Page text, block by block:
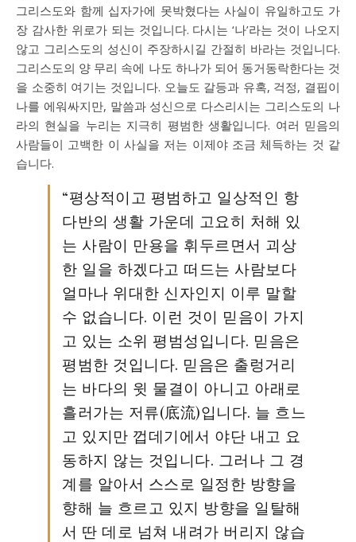
그리스도와 함께 십자가에 못박혔다는 사실이 유일하고도 가
장 감사한 위로가 되는 것입니다. 다시는 ‘나’라는 것이 나오지
않고 그리스도의 성신이 주장하시길 간절히 바라는 것입니다.
그리스도의 양 무리 속에 나도 하나가 되어 동거동락한다는 것
을 소중히 여기는 것입니다. 오늘도 갈등과 유혹, 걱정, 결핍이
나를 에워싸지만, 말씀과 성신으로 다스리시는 그리스도의 나
라의 현실을 누리는 지극히 평범한 생활입니다. 여러 믿음의
사람들이 고백한 이 사실을 저는 이제야 조금 체득하는 것 같
습니다.
“평상적이고 평범하고 일상적인 항
다반의 생활 가운데 고요히 처해 있
는 사람이 만용을 휘두르면서 괴상
한 일을 하겠다고 떠드는 사람보다
얼마나 위대한 신자인지 이루 말할
수 없습니다. 이런 것이 믿음이 가지
고 있는 소위 평범성입니다. 믿음은
평범한 것입니다. 믿음은 출렁거리
는 바다의 윗 물결이 아니고 아래로
흘러가는 저류(底流)입니다. 늘 흐느
고 있지만 껍데기에서 야단 내고 요
동하지 않는 것입니다. 그러나 그 경
계를 알아서 스스로 일정한 방향을
향해 늘 흐르고 있지 방향을 일탈해
서 딴 데로 넘쳐 내려가 버리지 않습